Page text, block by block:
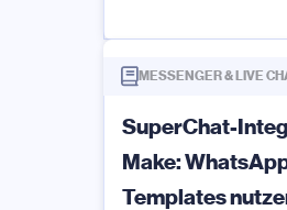
MESSENGER & LIVE
SuperChat-
Make:
Templates